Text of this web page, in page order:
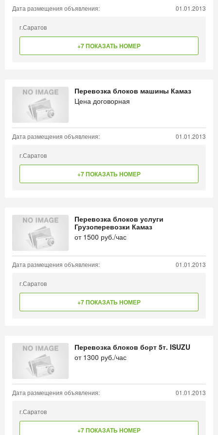
Дата размещения объявления: 01.01.2013
г.Саратов
+7 ПОКАЗАТЬ НОМЕР
Перевозка блоков машины Камаз
Цена договорная
Дата размещения объявления: 01.01.2013
г.Саратов
+7 ПОКАЗАТЬ НОМЕР
Перевозка блоков услуги
Грузоперевозки Камаз
от 1500 руб./час
Дата размещения объявления: 01.01.2013
г.Саратов
+7 ПОКАЗАТЬ НОМЕР
Перевозка блоков борт 5т. ISUZU
от 1300 руб./час
Дата размещения объявления: 01.01.2013
г.Саратов
+7 ПОКАЗАТЬ НОМЕР